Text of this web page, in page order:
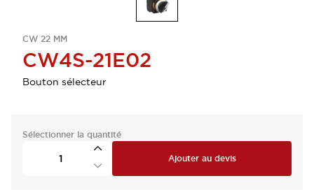
CW 22 MM
CW4S-21E02
Bouton sélecteur
Sélectionner la quantité
Ajouter au devis